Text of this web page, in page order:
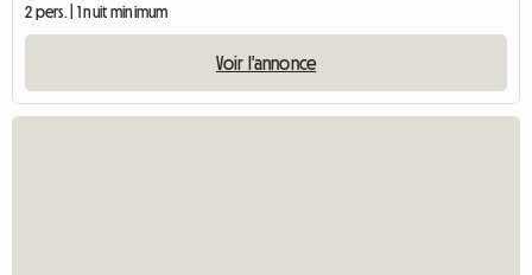
2 pers. | 1 nuit minimum
Voir l'annonce